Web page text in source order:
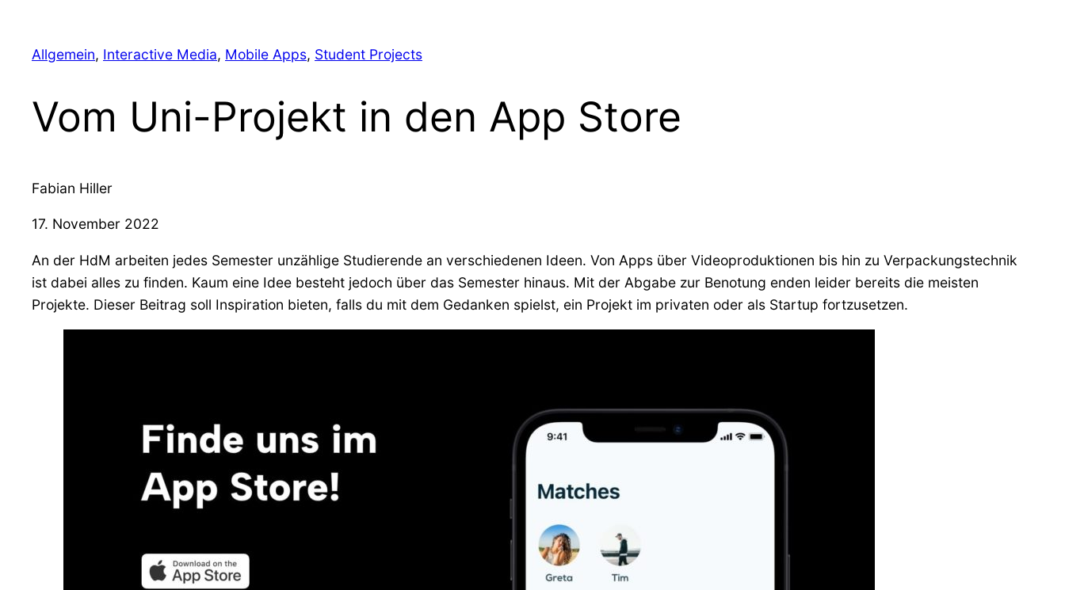
Allgemein, Interactive Media, Mobile Apps, Student Projects
Vom Uni-Projekt in den App Store
Fabian Hiller
17. November 2022
An der HdM arbeiten jedes Semester unzählige Studierende an verschiedenen Ideen. Von Apps über Videoproduktionen bis hin zu Verpackungstechnik
ist dabei alles zu finden. Kaum eine Idee besteht jedoch über das Semester hinaus. Mit der Abgabe zur Benotung enden leider bereits die meisten
Projekte. Dieser Beitrag soll Inspiration bieten, falls du mit dem Gedanken spielst, ein Projekt im privaten oder als Startup fortzusetzen.